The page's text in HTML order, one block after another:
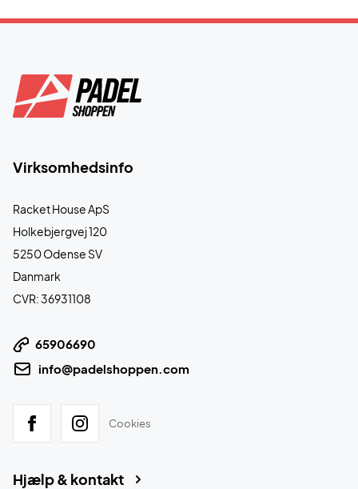
Virksomhedsinfo
Racket House ApS
Holkebjergvej 120
5250 Odense SV
Danmark
CVR: 36931108
65906690
info@padelshoppen.com
Cookies
Hjælp & kontakt